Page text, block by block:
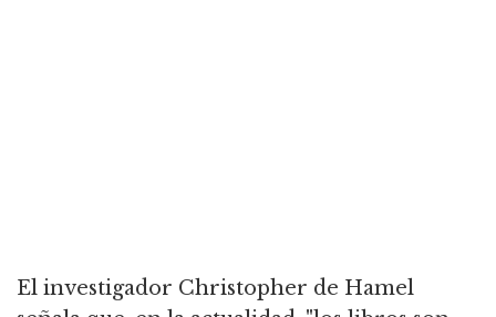
El investigador Christopher de Hamel